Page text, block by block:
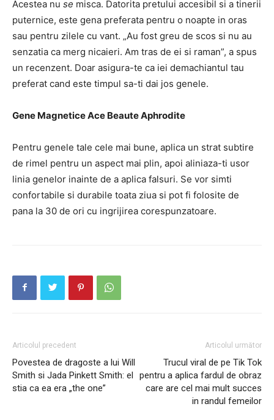
Acestea nu se misca. Datorita pretului accesibil si a tinerii
puternice, este gena preferata pentru o noapte in oras
sau pentru zilele cu vant. „Au fost greu de scos si nu au
senzatia ca merg nicaieri. Am tras de ei si raman”, a spus
un recenzent. Doar asigura-te ca iei demachiantul tau
preferat cand este timpul sa-ti dai jos genele.
Gene Magnetice Ace Beaute Aphrodite
Pentru genele tale cele mai bune, aplica un strat subtire
de rimel pentru un aspect mai plin, apoi aliniaza-ti usor
linia genelor inainte de a aplica falsuri. Se vor simti
confortabile si durabile toata ziua si pot fi folosite de
pana la 30 de ori cu ingrijirea corespunzatoare.
Articolul precedent
Povestea de dragoste a lui Will
Smith si Jada Pinkett Smith: el
stia ca ea era „the one”
Articolul următor
Trucul viral de pe Tik Tok
pentru a aplica fardul de obraz
care are cel mai mult succes
in randul femeilor